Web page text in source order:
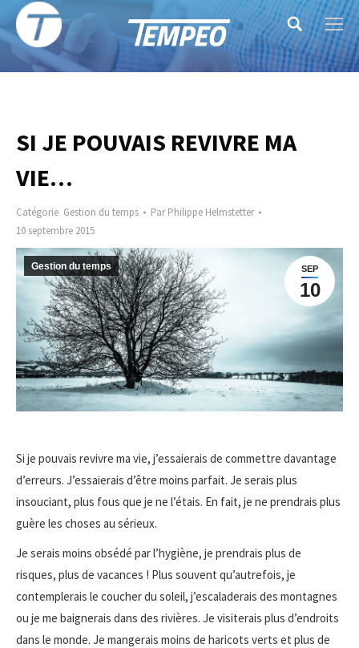
Search:
SI JE POUVAIS REVIVRE MA
VIE…
Catégorie Gestion du temps ParPhilippe Helmstetter
10 septembre 2015
SEP
10
Gestion du temps
Si je pouvais revivre ma vie, j’essaierais de commettre davantage
d’erreurs. J’essaierais d’être moins parfait. Je serais plus
insouciant, plus fous que je ne l’étais. En fait, je ne prendrais plus
guère les choses au sérieux.
Je serais moins obsédé par l’hygiène, je prendrais plus de
risques, plus de vacances ! Plus souvent qu’autrefois, je
contemplerais le coucher du soleil, j’escaladerais des montagnes
ou je me baignerais dans des rivières. Je visiterais plus d’endroits
dans le monde. Je mangerais moins de haricots verts et plus de